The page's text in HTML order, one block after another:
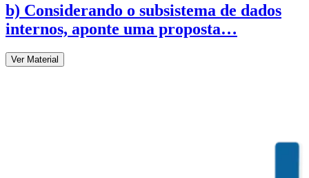
b) Considerando o subsistema de dados
internos, aponte uma proposta…
Ver Material